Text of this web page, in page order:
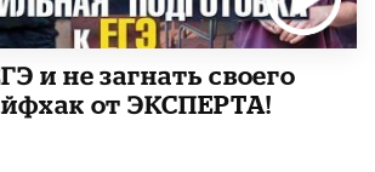
и не загнать своего
от ЭКСПЕРТА!